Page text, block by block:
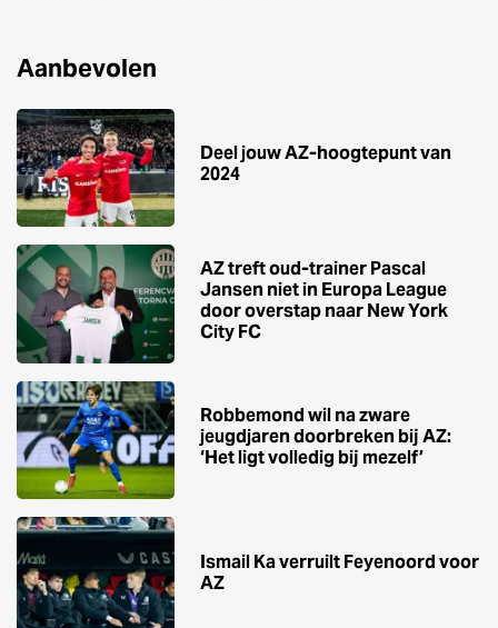
Aanbevolen
Deel jouw AZ-hoogtepunt van
2024
AZ treft oud-trainer Pascal
Jansen niet in Europa League
door overstap naar New York
City FC
Robbemond wil na zware
jeugdjaren doorbreken bij AZ:
‘Het ligt volledig bij mezelf’
Ismail Ka verruilt Feyenoord voor
AZ